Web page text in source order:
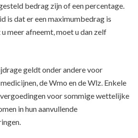
bedrag zijn of een percentage.
is dat er een maximumbedrag is
meer afneemt, moet u dan zelf
geldt onder andere voor
de Wmo en de Wlz. Enkele
voor sommige wettelijke
in hun aanvullende